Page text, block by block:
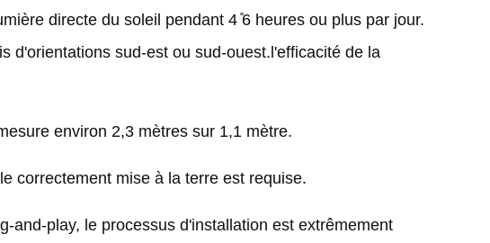
directe du soleil pendant 4 ̊6 heures ou plus par jour.
d'orientations sud-est ou sud-ouest.l'efficacité de la
environ 2,3 mètres sur 1,1 mètre.
correctement mise à la terre est requise.
and-play, le processus d'installation est extrêmement